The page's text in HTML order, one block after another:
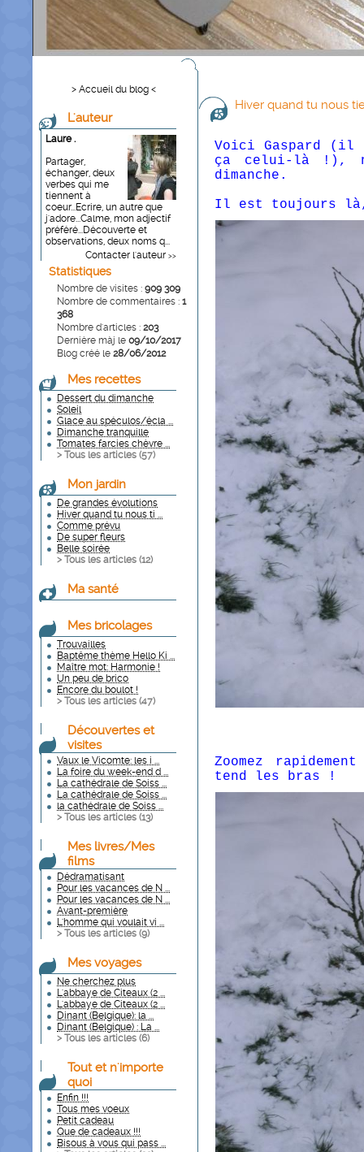
> Accueil du blog <
L'auteur
Laure .
Partager,
échanger, deux
verbes qui me
tiennent à
coeur...Ecrire, un autre que
j'adore...Calme, mon adjectif
préféré...Découverte et
observations, deux noms q...
Contacter l'auteur >>
Statistiques
Nombre de visites : 909 309
Nombre de commentaires : 1
368
Nombre d'articles : 203
Dernière màj le 09/10/2017
Blog créé le 28/06/2012
Mes recettes
Dessert du dimanche
Soleil
Glace au spéculos/écla ...
Dimanche tranquille
Tomates farcies chèvre ...
> Tous les articles (57)
Mon jardin
De grandes évolutions
Hiver quand tu nous ti ...
Comme prévu
De super fleurs
Belle soirée
> Tous les articles (12)
Ma santé
Mes bricolages
Trouvailles
Baptême thème Hello Ki ...
Maître mot: Harmonie !
Un peu de brico
Encore du boulot !
> Tous les articles (47)
Découvertes et
visites
Vaux le Vicomte: les i ...
La foire du week-end d ...
La cathédrale de Soiss ...
La cathédrale de Soiss ...
la cathédrale de Soiss ...
> Tous les articles (13)
Mes livres/Mes
films
Dédramatisant
Pour les vacances de N ...
Pour les vacances de N ...
Avant-première
L'homme qui voulait vi ...
> Tous les articles (9)
Mes voyages
Ne cherchez plus
L'abbaye de Citeaux (2 ...
L'abbaye de Citeaux (2 ...
Dinant (Belgique): la ...
Dinant (Belgique) : La ...
> Tous les articles (6)
Tout et n'importe
quoi
Enfin !!!
Tous mes voeux
Petit cadeau
Que de cadeaux !!!
Bisous à vous qui pass ...
Hiver quand tu nous
Voici Gaspard (il
ça celui-là !),
dimanche.
Il est toujours
Zoomez
tend les bras !